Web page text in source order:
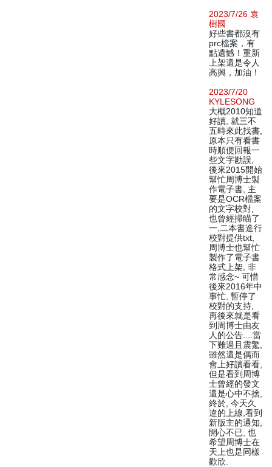
2023/7/26 袁
樹國
好些書都沒有
prc檔案，有
點遺憾！重新
上架還是令人
高興，加油！
2023/7/20
KYLESONG
大概2010知道
好讀, 就三不
五時來此找書,
原本只有看書
時順便回報一
些文字勘誤,
後來2015開始
幫忙周博士製
作電子書, 主
要是OCR檔案
的文字校對,
也曾經掃瞄了
一,二本書進行
校對提供txt,
周博士也幫忙
製作了電子書
格式上架, 非
常感念~ 可惜
後來2016年中
事忙, 暫停了
校對的支持,
再後來就是看
到周博士由友
人的公告....當
下難過且震驚,
雖然還是偶而
會上好讀看看,
但是看到周博
士曾經的發文
還是心中不捨,
終於, 今天久
違的上線,看到
新版主的通知,
開心不已, 也
希望周博士在
天上也是同樣
歡欣.